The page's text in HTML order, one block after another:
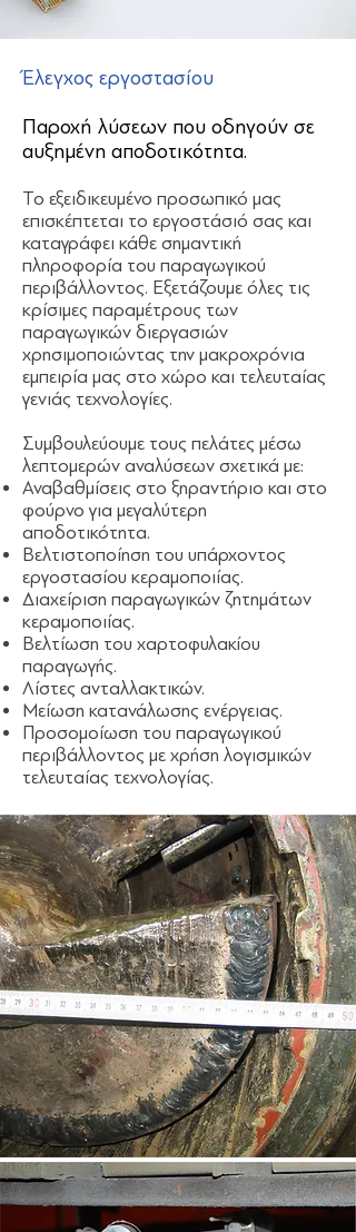
Έλεγχος εργοστασίου
Παροχή λύσεων που οδηγούν σε
αυξημένη αποδοτικότητα.
Το εξειδικευμένο προσωπικό μας
επισκέπτεται το εργοστάσιό σας και
καταγράφει κάθε σημαντική
πληροφορία του παραγωγικού
περιβάλλοντος. Εξετάζουμε όλες τις
κρίσιμες παραμέτρους των
παραγωγικών διεργασιών
χρησιμοποιώντας την μακροχρόνια
εμπειρία μας στο χώρο και τελευταίας
γενιάς τεχνολογίες.
Συμβουλεύουμε τους πελάτες μέσω
λεπτομερών αναλύσεων σχετικά με:
Αναβαθμίσεις στο ξηραντήριο και στο
φούρνο για μεγαλύτερη
αποδοτικότητα.
Βελτιστοποίηση του υπάρχοντος
εργοστασίου κεραμοποιίας.
Διαχείριση παραγωγικών ζητημάτων
κεραμοποιίας.
Βελτίωση του χαρτοφυλακίου
παραγωγής.
Λίστες ανταλλακτικών.
Μείωση κατανάλωσης ενέργειας.
Προσομοίωση του παραγωγικού
περιβάλλοντος με χρήση λογισμικών
τελευταίας τεχνολογίας.